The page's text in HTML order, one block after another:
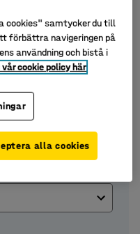
cookies" samtycker du till
förbättra navigeringen på
användning och bistå i
vår cookie policy här
alla cookies